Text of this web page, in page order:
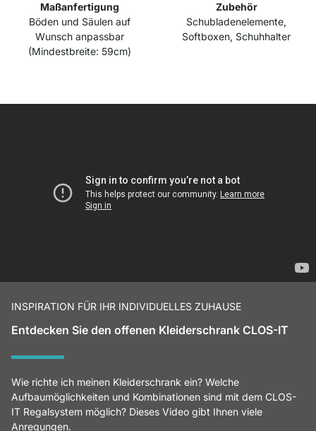
Maßanfertigung
Böden und Säulen auf
Wunsch anpassbar
(Mindestbreite: 59cm)
Zubehör
Schubladenelemente,
Softboxen, Schuhhalter
INSPIRATION FÜR IHR INDIVIDUELLES ZUHAUSE
Entdecken Sie den offenen Kleiderschrank CLOS-IT
Wie richte ich meinen Kleiderschrank ein? Welche
Aufbaumöglichkeiten und Kombinationen sind mit dem CLOS-
IT Regalsystem möglich? Dieses Video gibt Ihnen viele
Anregungen.